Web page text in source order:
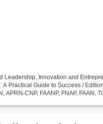
Leadership, Innovation and
A Practical Guide to Success /
APRN-CNP, FAANP, FNAP, FAAN,